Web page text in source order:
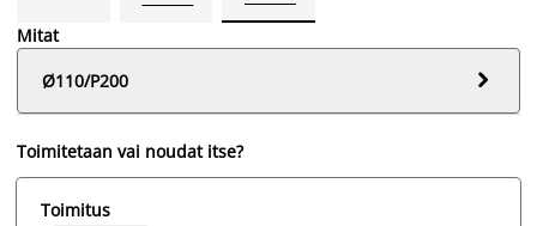
Mitat
Ø110/P200

Toimitetaan vai noudat itse?
Toimitus